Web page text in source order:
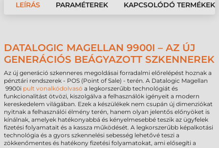
LEÍRÁS PARAMÉTEREK KAPCSOLÓDÓ TERMÉKEK
DATALOGIC MAGELLAN 9900I – AZ ÚJ
GENERÁCIÓS BEÁGYAZOTT SZKENNEREK
Az új generáció szkenneres megoldásai forradalmi előrelépést hoznak a
pénztári rendszerek - POS (Point of Sale) - terén. A Datalogic Magellan
9900i pult vonalkódolvasó a legkorszerűbb technológiát és
funkcionalitást ötvözi, kiszolgálva a felhasználók igényeit a modern
kereskedelem világában. Ezek a készülékek nem csupán új dimenziókat
nyitnak a felhasználói élmény terén, hanem olyan jelentős előnyöket is
kínálnak, amelyek hatékonyabbá és kényelmesebbé teszik az ügyfelek
fizetési folyamatait és a kassza működését. A legkorszerűbb képalkotási
technológia és a gyors szkennelési sebesség lehetővé teszi a
zökkenőmentes és hatékony fizetési folyamatokat, ami elősegíti a